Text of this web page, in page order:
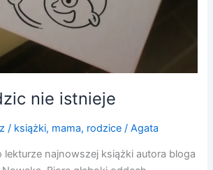
nie istnieje
/ książki, mama, rodzice /Agata
lekturze najnowszej książki autora bloga